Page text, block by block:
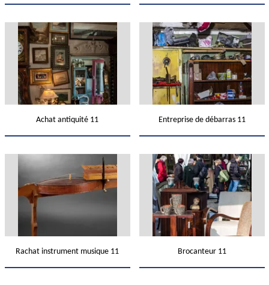
Achat antiquité 11 Entreprise de débarras 11
Rachat instrument musique 11 Brocanteur 11